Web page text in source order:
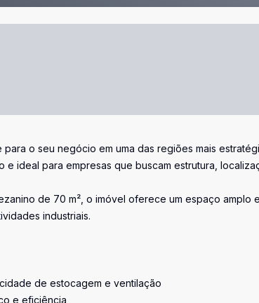
o seu negócio em uma das regiões mais
e ideal para empresas que buscam estrutura,
de 70 m², o imóvel oferece um espaço
industriais.
de estocagem e ventilação
e eficiência